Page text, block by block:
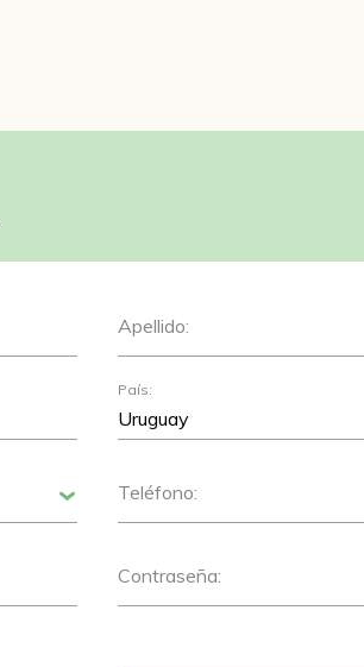
Apellido:
País:
Teléfono:
Contraseña: